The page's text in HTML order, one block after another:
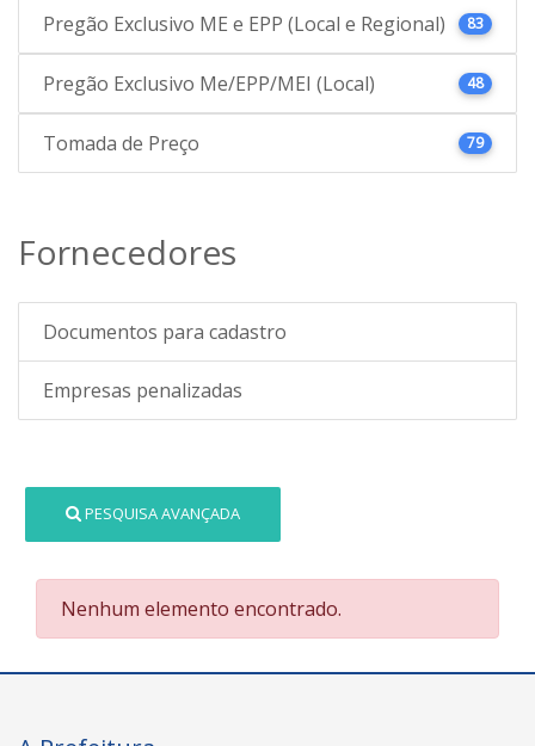
Pregão Exclusivo ME e EPP (Local e Regional) 83
Pregão Exclusivo Me/EPP/MEI (Local) 48
Tomada de Preço 79
Fornecedores
Documentos para cadastro
Empresas penalizadas
PESQUISA AVANÇADA
Nenhum elemento encontrado.